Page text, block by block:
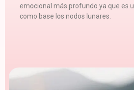
emocional más profundo ya que es
como base los nodos lunares.